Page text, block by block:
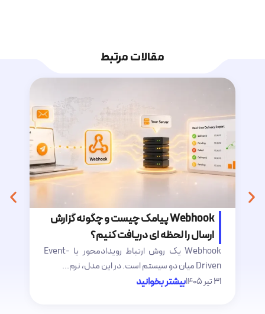
مقالات مرتبط
Webhook پیامک چیست و چگونه گزارش
ارسال را لحظه ای دریافت کنیم؟
Webhook یک روش ارتباط رویدادمحور یا Event-
Driven میان دو سیستم است. در این مدل، نرم...
۳۱ تیر ۱۴۰۵
بیشتر بخوانید